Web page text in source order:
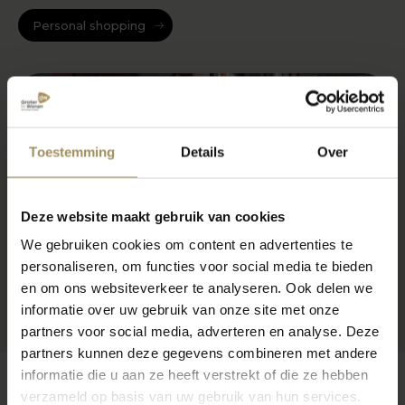
Toestemming Details Over
Deze website maakt gebruik van cookies
We gebruiken cookies om content en advertenties te
personaliseren, om functies voor social media te bieden
en om ons websiteverkeer te analyseren. Ook delen we
informatie over uw gebruik van onze site met onze
partners voor social media, adverteren en analyse. Deze
partners kunnen deze gegevens combineren met andere
informatie die u aan ze heeft verstrekt of die ze hebben
verzameld op basis van uw gebruik van hun services.
Personal shopping